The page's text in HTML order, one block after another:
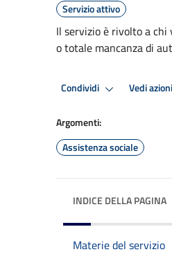
Servizio attivo
Il servizio è rivolto a chi
o totale mancanza di
Condividi Vedi azioni
Argomenti:
Assistenza sociale
INDICE DELLA PAGINA
Materie del servizio